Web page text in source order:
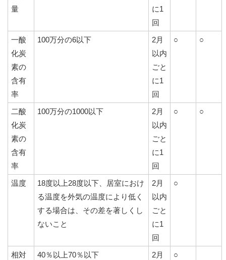
量
に1
回
一酸
化炭
素の
含有
率
100万分の6以下
2月
以内
ごと
に1
回
○ ○
二酸
化炭
素の
含有
率
100万分の1000以下
2月
以内
ごと
に1
回
○ ○
温度
18度以上28度以下、居室におけ
る温度を外気の温度により低く
する場合は、その差を著しくし
ないこと
2月
以内
ごと
に1
回
○
相対
40％以上70％以下
2月
○